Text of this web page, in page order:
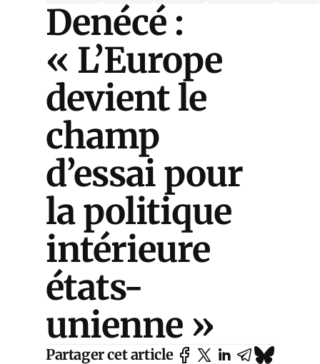
Denécé :
« L’Europe
devient le
champ
d’essai pour
la politique
intérieure
états-
unienne »
Partager cet article